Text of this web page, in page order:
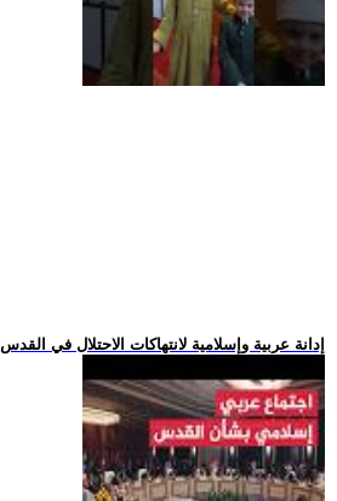
.. إدانة عربية وإسلامية لانتهاكات الاحتلال في القدس